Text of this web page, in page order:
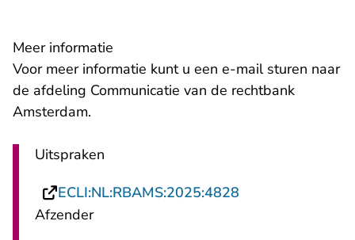
Meer informatie
Voor meer informatie kunt u een e-mail- U verlaat
sturen naar
de afdeling Communicatie van de rechtbank
Amsterdam.
Uitspraken
ECLI:NL:RBAMS:2025:4828
Afzender